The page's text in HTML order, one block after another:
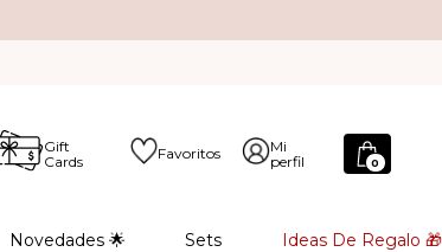
Gift
Cards
Favoritos
Mi
perfil
0
Novedades 🌟 Sets Ideas De Regalo 🎁